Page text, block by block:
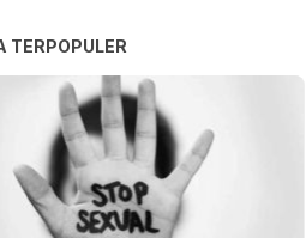
TERPOPULER